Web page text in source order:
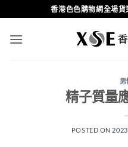
to
content
香港色色購物網全場貨
男
精子質量
POSTED ON